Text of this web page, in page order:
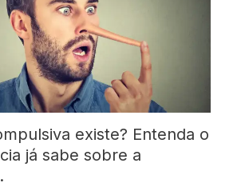
existe? Entenda o
já sabe sobre a